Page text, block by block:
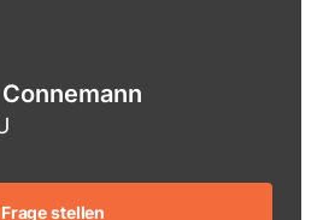
Frage stellen